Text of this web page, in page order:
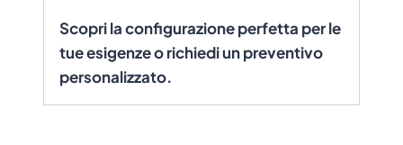
Scopri la configurazione perfetta per le
tue esigenze o richiedi un preventivo
personalizzato.